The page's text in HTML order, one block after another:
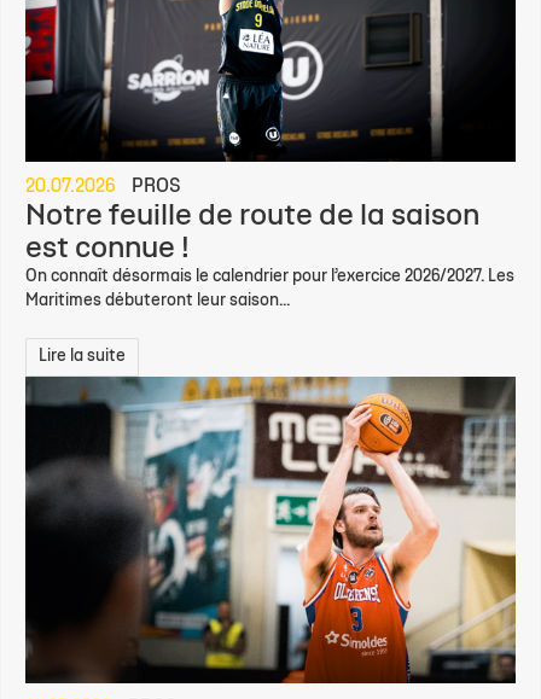
20.07.2026 PROS
Notre feuille de route de la saison
est connue !
On connaît désormais le calendrier pour l’exercice 2026/2027. Les
Maritimes débuteront leur saison...
Lire la suite